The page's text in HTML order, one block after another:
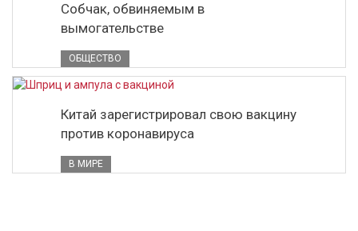
Собчак, обвиняемым в
вымогательстве
ОБЩЕСТВО
Китай зарегистрировал свою вакцину
против коронавируса
В МИРЕ